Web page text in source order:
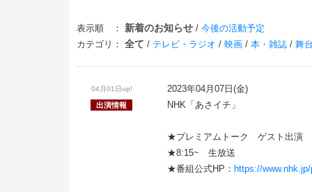
表示順 ： 新着のお知らせ / 今後の活動予定
カテゴリ： 全て / テレビ・ラジオ / 映画 / 本・雑誌 / 舞
04月01日up!
出演情報
2023年04月07日(金)
NHK「あさイチ」
★プレミアムトーク ゲスト出演
★8:15~ 生放送
★番組公式HP： https://